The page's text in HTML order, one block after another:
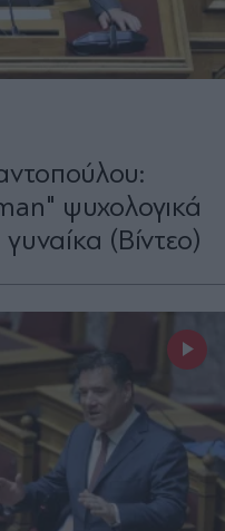
ψυχολογικά
(Βίντεο)